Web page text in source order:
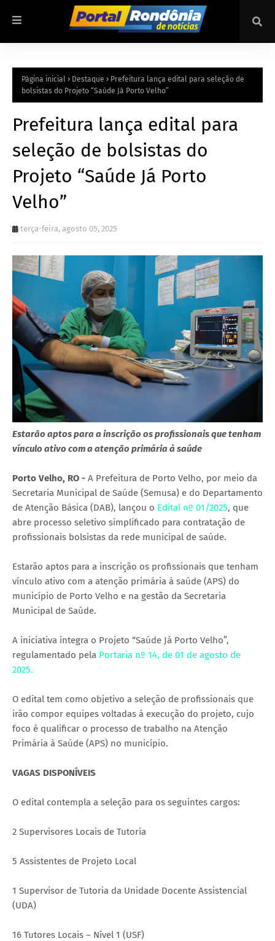
Página inicial Destaque
Prefeitura lança edital para seleção de
bolsistas do Projeto “Saúde Já Porto Velho”
Prefeitura lança edital para
seleção de bolsistas do
Projeto “Saúde Já Porto
Velho”
terça-feira, agosto 05, 2025
Estarão aptos para a inscrição os profissionais que tenham
vínculo ativo com a atenção primária à saúde
Porto Velho, RO - A Prefeitura de Porto Velho, por meio da
Secretaria Municipal de Saúde (Semusa) e do Departamento
de Atenção Básica (DAB), lançou o Edital nº 01/2025, que
abre processo seletivo simplificado para contratação de
profissionais bolsistas da rede municipal de saúde.
Estarão aptos para a inscrição os profissionais que tenham
vínculo ativo com a atenção primária à saúde (APS) do
município de Porto Velho e na gestão da Secretaria
Municipal de Saúde.
A iniciativa integra o Projeto “Saúde Já Porto Velho”,
regulamentado pela Portaria nº 14, de 01 de agosto de
2025.
O edital tem como objetivo a seleção de profissionais que
irão compor equipes voltadas à execução do projeto, cujo
foco é qualificar o processo de trabalho na Atenção
Primária à Saúde (APS) no município.
VAGAS DISPONÍVEIS
O edital contempla a seleção para os seguintes cargos:
2 Supervisores Locais de Tutoria
5 Assistentes de Projeto Local
1 Supervisor de Tutoria da Unidade Docente Assistencial
(UDA)
16 Tutores Locais – Nível 1 (USF)